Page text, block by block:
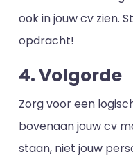
ook in jouw cv zien.
opdracht!
4. Volgorde
Zorg voor een
bovenaan jouw cv
staan, niet jouw